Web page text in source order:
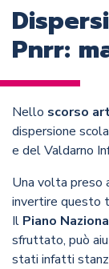
Pnrr:
Nello scorso
dispersione
e del Valdarno
Una volta preso
invertire questo
Il Piano
sfruttato, può
stati infatti